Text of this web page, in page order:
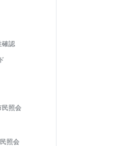
認
照会
照会